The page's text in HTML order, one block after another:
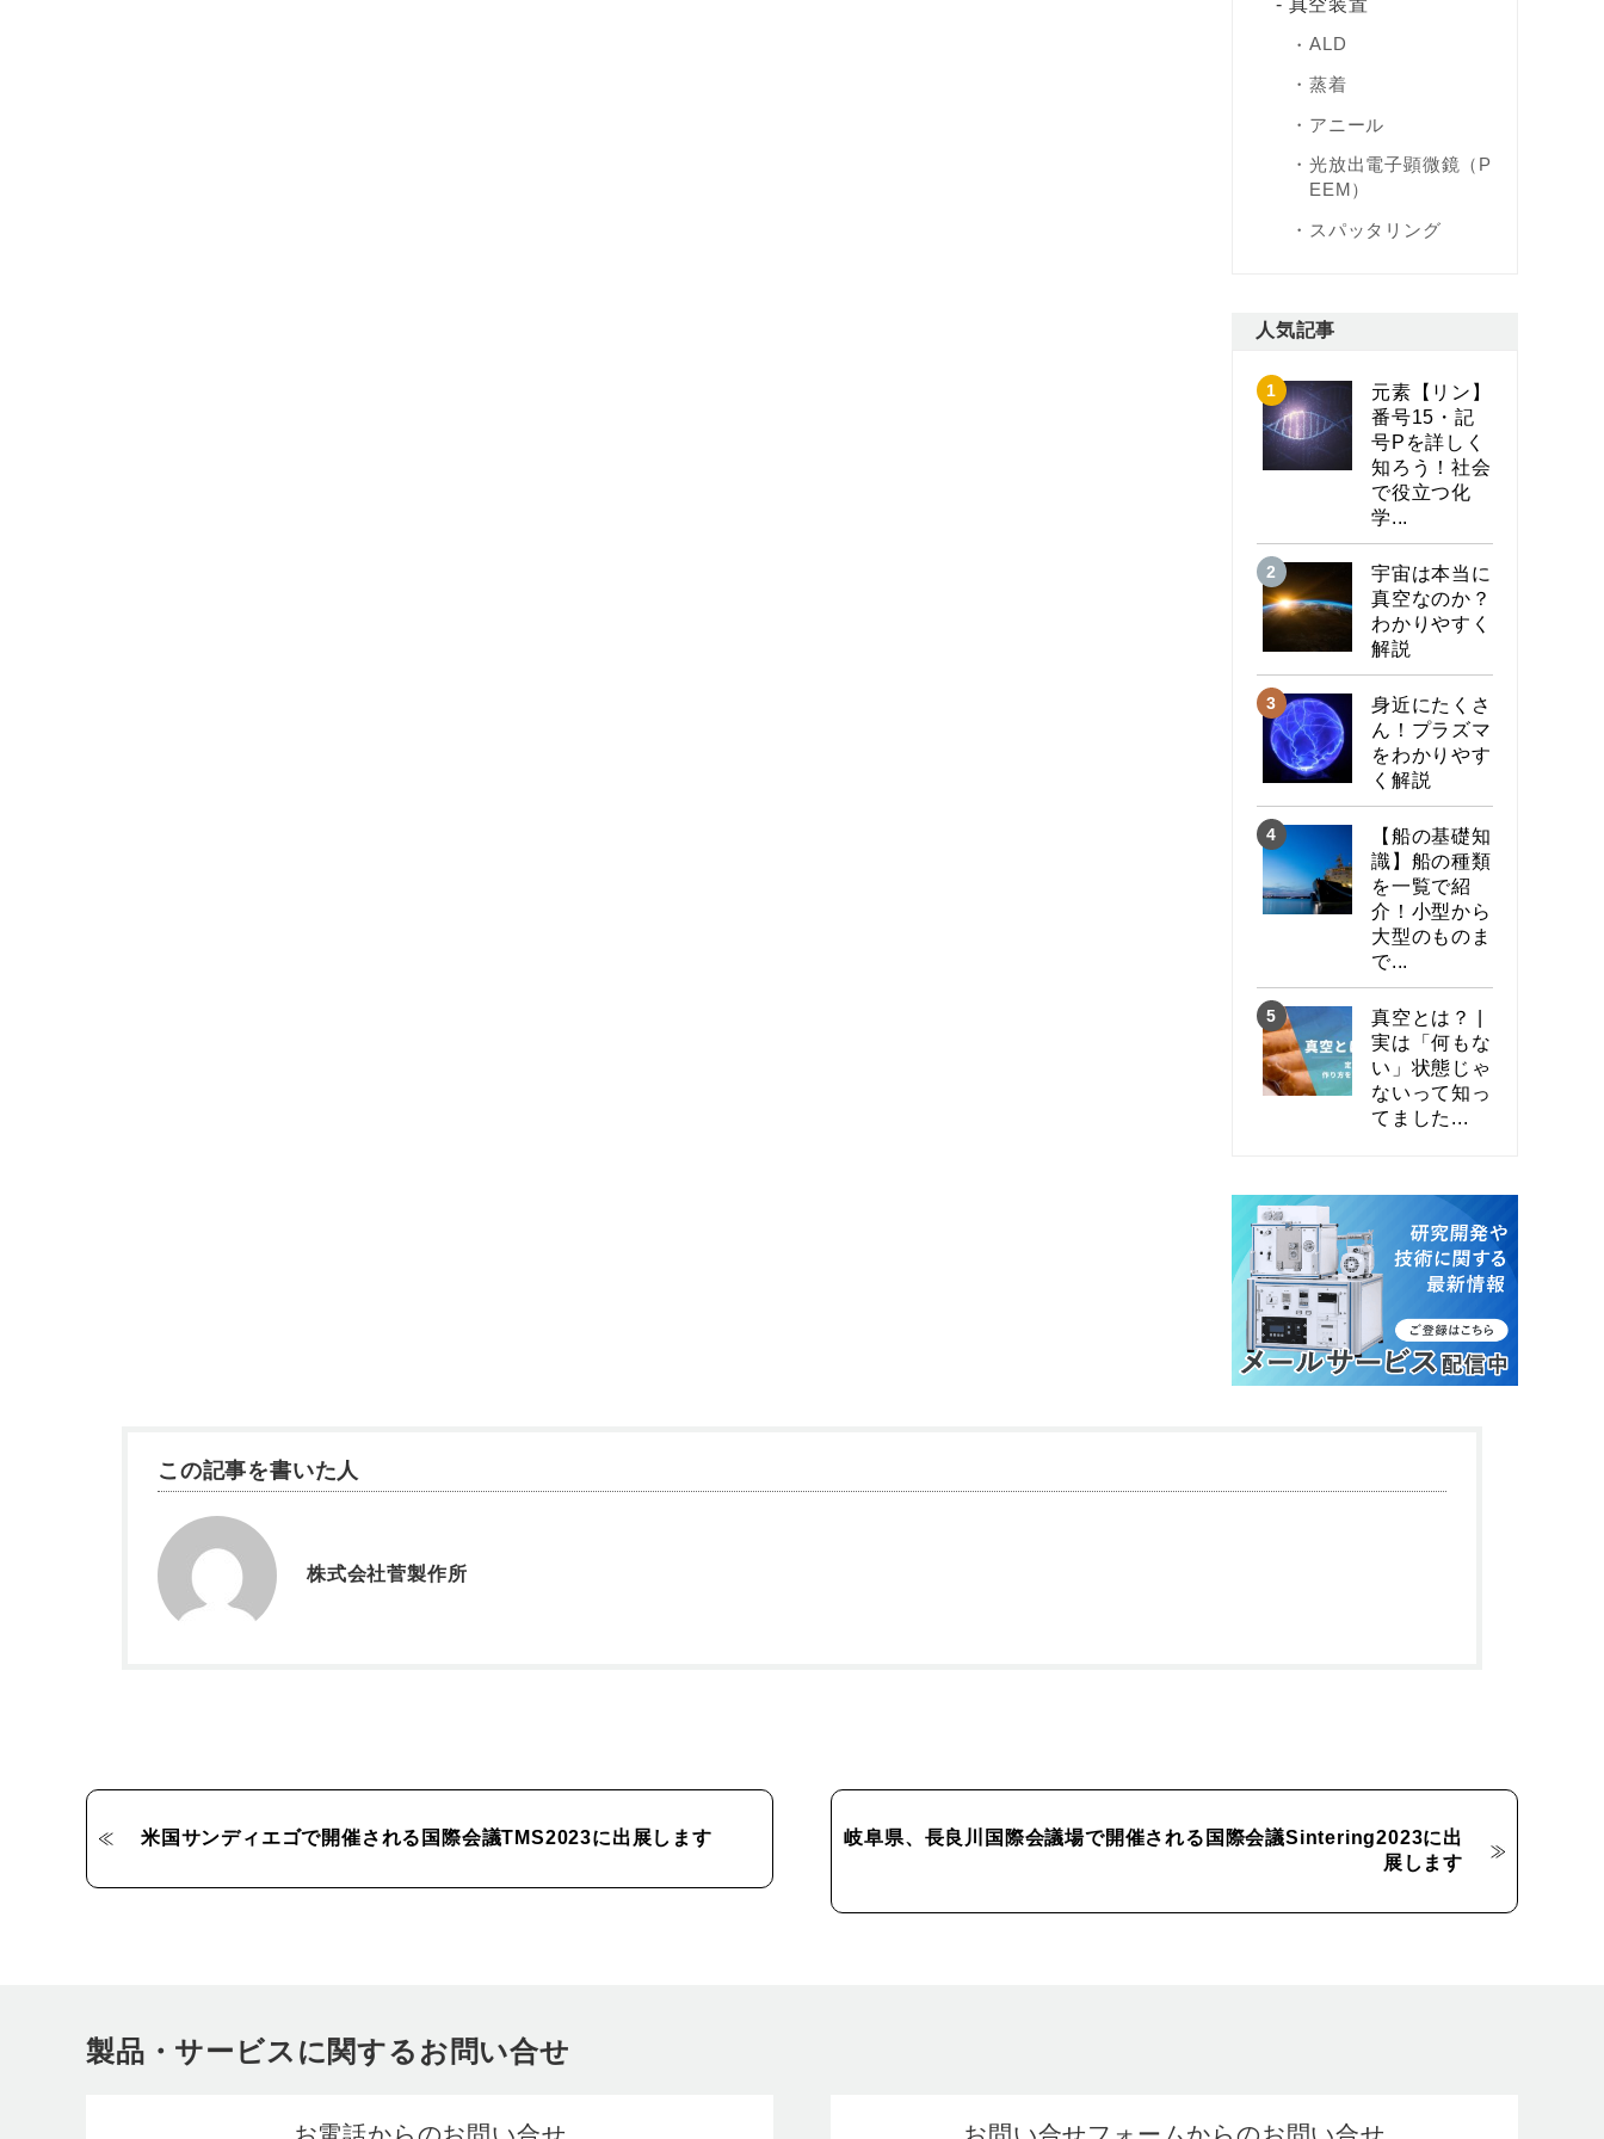
真空装置
ALD
蒸着
アニール
光放出電子顕微鏡（P
EEM）
スパッタリング
人気記事
元素【リン】
番号15・記
号Pを詳しく
知ろう！社会
で役立つ化
学...
宇宙は本当に
真空なのか？
わかりやすく
解説
身近にたくさ
ん！プラズマ
をわかりやす
く解説
【船の基礎知
識】船の種類
を一覧で紹
介！小型から
大型のものま
で...
真空とは？ |
実は「何もな
い」状態じゃ
ないって知っ
てました...
この記事を書いた人
株式会社菅製作所
米国サンディエゴで開催される国際会議TMS2023に出展します
岐阜県、長良川国際会議場で開催される国際会議Sintering2023に出
展します
製品・サービスに関するお問い合せ
お電話からのお問い合せ お問い合せフォームからのお問い合せ